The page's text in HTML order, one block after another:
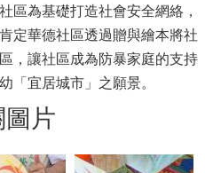
區為基礎打造社會安全網絡，
定華德社區透過贈與繪本將社
，讓社區成為防暴家庭的支持
「宜居城市」之願景。
片